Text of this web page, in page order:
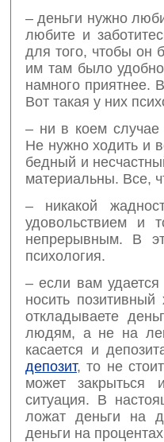
– деньги нужно
любите и
для того, чтобы он
им там было
намного приятнее.
Вот такая у них
– ни в коем случае
Не нужно ходить и
бедный и
материальны. Все,
– никакой
удовольствием и
непрерывным. В
психология.
– если вам
носить
откладываете
людям, а не на
касается и
депозит, то не
может закрыться
ситуация. В
ложат деньги на
деньги на